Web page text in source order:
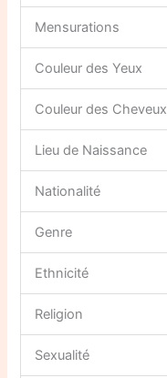
Mensurations
Couleur des Yeux
Couleur des Cheveux
Lieu de Naissance
Nationalité
Genre
Ethnicité
Religion
Sexualité